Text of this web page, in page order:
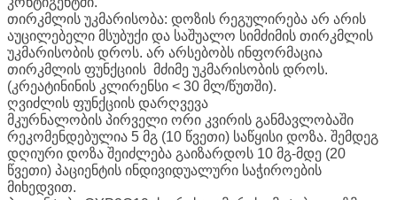
თირკმლის უკმარისობა: დოზის რეგულირება არ არის
აუცილებელი მსუბუქი და საშუალო სიმძიმის თირკმლის
უკმარისობის დროს. არ არსებობს ინფორმაცია
თირკმლის ფუნქციის მძიმე უკმარისობის დროს.
(კრეატინინის კლირენსი < 30 მლ/წუთში).
ღვიძლის ფუნქციის დარღვევა
მკურნალობის პირველი ორი კვირის განმავლობაში
რეკომენდებულია 5 მგ (10 წვეთი) საწყისი დოზა. შემდეგ
დღიური დოზა შეიძლება გაიზარდოს 10 მგ-მდე (20
წვეთი) პაციენტის ინდივიდუალური საჭიროების
მიხედვით.